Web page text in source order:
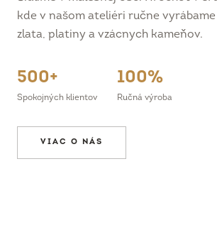
kde v našom ateliéri ručne vyrábame
zlata, platiny a vzácnych kameňov.
500+
Spokojných klientov
100%
Ručná výroba
VIAC O NÁS